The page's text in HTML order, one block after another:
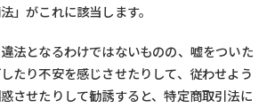
」がこれに該当します。
法となるわけではないものの、嘘をついた
たり不安を感じさせたりして、従わせよう
させたりして勧誘すると、特定商取引法に